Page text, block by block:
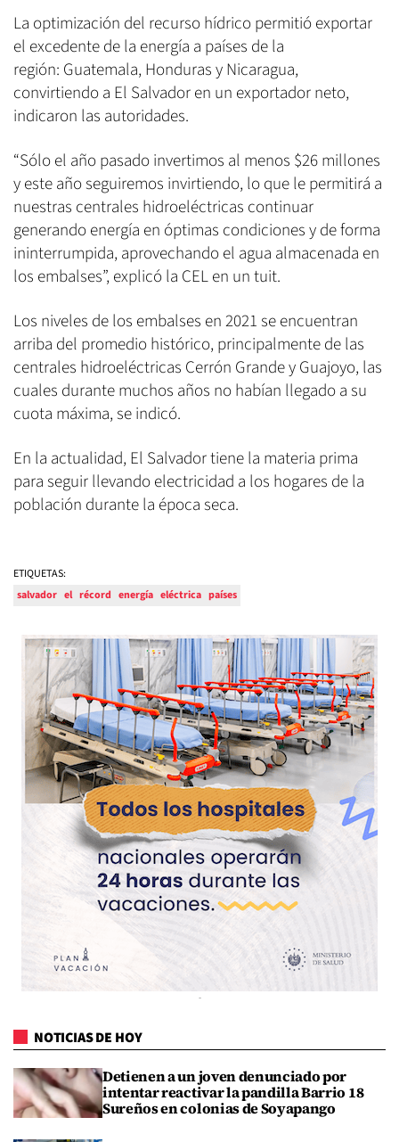
La optimización del recurso hídrico permitió exportar
el excedente de la energía a países de la
región: Guatemala, Honduras y Nicaragua,
convirtiendo a El Salvador en un exportador neto,
indicaron las autoridades.
“Sólo el año pasado invertimos al menos $26 millones
y este año seguiremos invirtiendo, lo que le permitirá a
nuestras centrales hidroeléctricas continuar
generando energía en óptimas condiciones y de forma
ininterrumpida, aprovechando el agua almacenada en
los embalses”, explicó la CEL en un tuit.
Los niveles de los embalses en 2021 se encuentran
arriba del promedio histórico, principalmente de las
centrales hidroeléctricas Cerrón Grande y Guajoyo, las
cuales durante muchos años no habían llegado a su
cuota máxima, se indicó.
En la actualidad, El Salvador tiene la materia prima
para seguir llevando electricidad a los hogares de la
población durante la época seca.
ETIQUETAS:
salvador el récord energía eléctrica países
NOTICIAS DE HOY
Detienen a un joven denunciado por
intentar reactivar la pandilla Barrio 18
Sureños en colonias de Soyapango